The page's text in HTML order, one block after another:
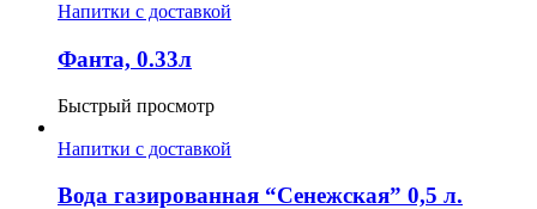
Напитки с доставкой
Фанта, 0.33л
Быстрый просмотр
Напитки с доставкой
Вода газированная “Сенежская” 0,5 л.